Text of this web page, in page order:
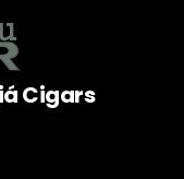
Cigars